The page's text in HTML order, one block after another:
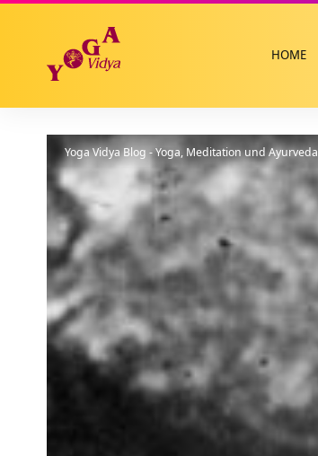
HOME
Yoga Vidya Blog - Yoga, Meditation und Ayurveda